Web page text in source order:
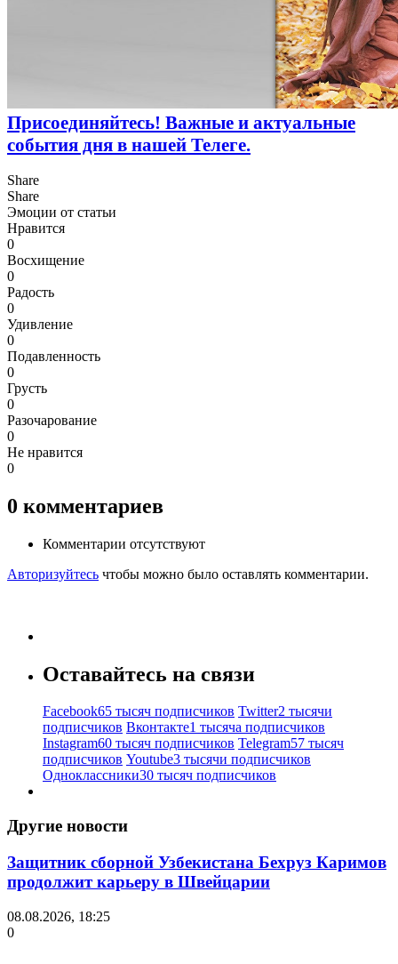
Присоединяйтесь! Важные и актуальные
события дня в нашей Телеге.
Share
Share
Эмоции от статьи
Нравится
0
Восхищение
0
Радость
0
Удивление
0
Подавленность
0
Грусть
0
Разочарование
0
Не нравится
0
0 комментариев
Комментарии отсутствуют
Авторизуйтесь чтобы можно было оставлять комментарии.
Оставайтесь на связи
Facebook65 тысяч подписчиков Twitter2 тысячи
подписчиков Вконтакте1 тысяча подписчиков
Instagram60 тысяч подписчиков Telegram57 тысяч
подписчиков Youtube3 тысячи подписчиков
Одноклассники30 тысяч подписчиков
Другие новости
Защитник сборной Узбекистана Бехруз Каримов
продолжит карьеру в Швейцарии
08.08.2026, 18:25
0